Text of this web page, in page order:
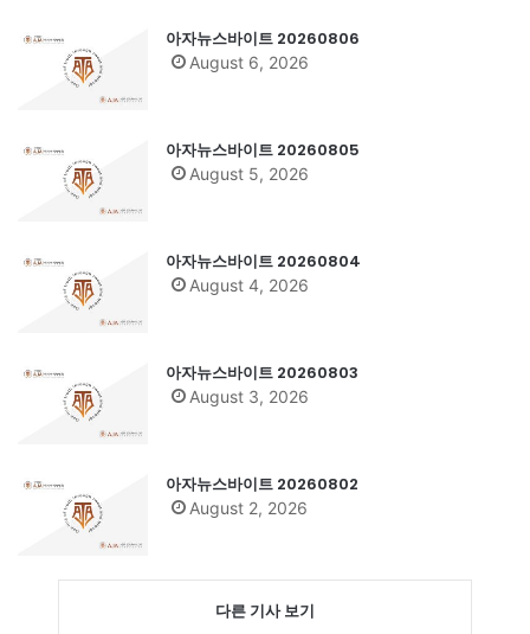
아자뉴스바이트 20260806
August 6, 2026
아자뉴스바이트 20260805
August 5, 2026
아자뉴스바이트 20260804
August 4, 2026
아자뉴스바이트 20260803
August 3, 2026
아자뉴스바이트 20260802
August 2, 2026
다른 기사 보기